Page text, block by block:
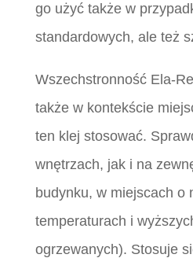
go użyć także w
standardowych, ale też
Wszechstronność Ela-
także w kontekście
ten klej stosować.
wnętrzach, jak i na
budynku, w miejscach o
temperaturach i
ogrzewanych). Stosuje